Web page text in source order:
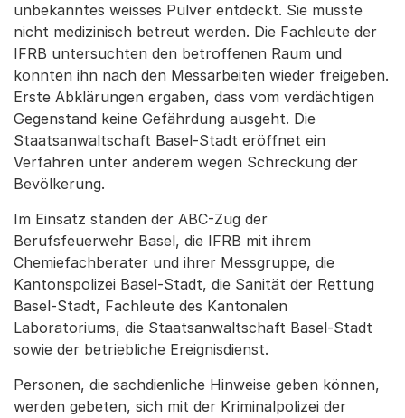
unbekanntes weisses Pulver entdeckt. Sie musste
nicht medizinisch betreut werden. Die Fachleute der
IFRB untersuchten den betroffenen Raum und
konnten ihn nach den Messarbeiten wieder freigeben.
Erste Abklärungen ergaben, dass vom verdächtigen
Gegenstand keine Gefährdung ausgeht. Die
Staatsanwaltschaft Basel-Stadt eröffnet ein
Verfahren unter anderem wegen Schreckung der
Bevölkerung.
Im Einsatz standen der ABC-Zug der
Berufsfeuerwehr Basel, die IFRB mit ihrem
Chemiefachberater und ihrer Messgruppe, die
Kantonspolizei Basel-Stadt, die Sanität der Rettung
Basel-Stadt, Fachleute des Kantonalen
Laboratoriums, die Staatsanwaltschaft Basel-Stadt
sowie der betriebliche Ereignisdienst.
Personen, die sachdienliche Hinweise geben können,
werden gebeten, sich mit der Kriminalpolizei der